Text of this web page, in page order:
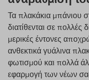
Τα πλακάκια μπάνιου
διατίθενται σε πολλές
μερικές έντονες
ανθεκτικά γυάλινα
φωτισμού και πολλά
εφαρμογή των νέων